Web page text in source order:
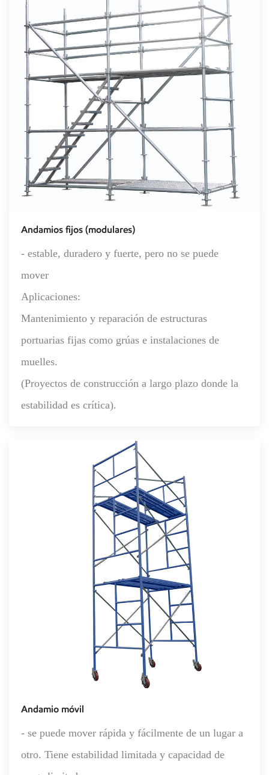
Andamios fijos (modulares)
- estable, duradero y fuerte, pero no se puede
mover
Aplicaciones:
Mantenimiento y reparación de estructuras
portuarias fijas como grúas e instalaciones de
muelles.
(Proyectos de construcción a largo plazo donde la
estabilidad es crítica).
Andamio móvil
- se puede mover rápida y fácilmente de un lugar a
otro. Tiene estabilidad limitada y capacidad de